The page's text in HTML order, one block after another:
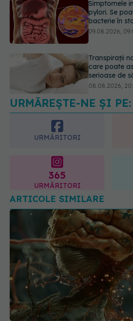
Transpirații
care poate
serioase de
08.08.2026,
Cum
rozmarin
părului
09.08.2026,
URMĂREȘTE-NE ȘI PE:
URMĂRITORI
365
URMĂRITORI
ARTICOLE SIMILARE